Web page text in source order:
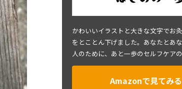
かわいいイラストと大きな文字でお
をとことん下げました。あなたとあ
人のために、あと一歩のセルフケア
Amazonで見てみる